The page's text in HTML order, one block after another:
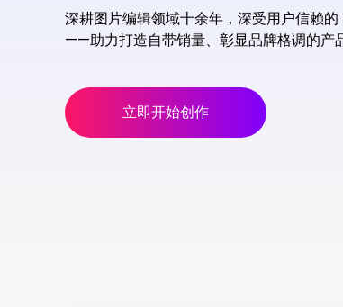
深耕图片编辑领域十余年，深受用户信赖
——助力打造自带销量、彰显品牌格调的产
立即开始创作